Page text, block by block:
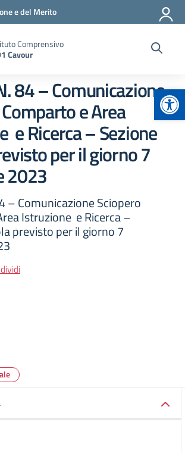
e del Merito
Comprensivo
Cavour
84 – Comunicazione
e Area
e Ricerca – Sezione
per il giorno 7
2023
– Comunicazione Sciopero
Istruzione e Ricerca –
previsto per il giorno 7